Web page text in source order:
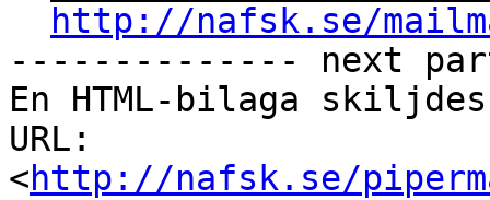
http://nafsk.se/
-------------- next
En HTML-bilaga
URL:
<http://nafsk.se/